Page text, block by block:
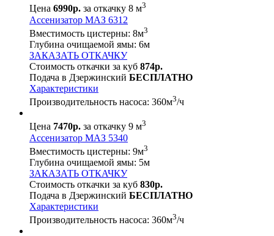
Цена 6990р. за откачку 8 м3
Ассенизатор МАЗ 6312
Вместимость цистерны: 8м3
Глубина очищаемой ямы: 6м
ЗАКАЗАТЬ ОТКАЧКУ
Стоимость откачки за куб 874р.
Подача в Дзержинский БЕСПЛАТНО
Характеристики
Производительность насоса: 360м3/ч
Цена 7470р. за откачку 9 м3
Ассенизатор МАЗ 5340
Вместимость цистерны: 9м3
Глубина очищаемой ямы: 5м
ЗАКАЗАТЬ ОТКАЧКУ
Стоимость откачки за куб 830р.
Подача в Дзержинский БЕСПЛАТНО
Характеристики
Производительность насоса: 360м3/ч